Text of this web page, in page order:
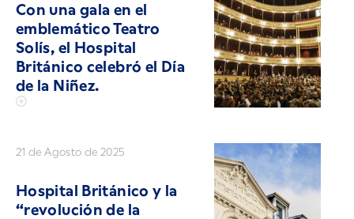
Con una gala en el
emblemático Teatro
Solís, el Hospital
Británico celebró el Día
de la Niñez.
21 de Agosto de 2025
Hospital Británico y la
“revolución de la